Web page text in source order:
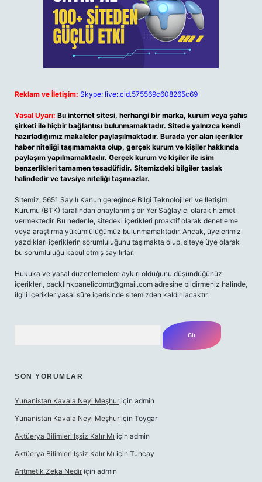
Reklam ve İletişim: Skype: live:.cid.575569c608265c69
Yasal Uyarı: Bu internet sitesi, herhangi bir marka, kurum veya şahıs
şirketi ile hiçbir bağlantısı bulunmamaktadır. Sitede yalnızca kendi
hazırladığımız makaleler paylaşılmaktadır. Burada yer alan içerikler
haber niteliği taşımamakta olup, gerçek kurum ve kişiler hakkında
paylaşım yapılmamaktadır. Gerçek kurum ve kişiler ile isim
benzerlikleri tamamen tesadüfidir. Sitemizdeki bilgiler taslak
halindedir ve tavsiye niteliği taşımazlar.
Sitemiz, 5651 Sayılı Kanun gereğince Bilgi Teknolojileri ve İletişim
Kurumu (BTK) tarafından onaylanmış bir Yer Sağlayıcı olarak hizmet
vermektedir. Bu nedenle, sitedeki içerikleri proaktif olarak denetleme
veya araştırma yükümlülüğümüz bulunmamaktadır. Ancak, üyelerimiz
yazdıkları içeriklerin sorumluluğunu taşımakta olup, siteye üye olarak
bu sorumluluğu kabul etmiş sayılırlar.
Hukuka ve yasal düzenlemelere aykırı olduğunu düşündüğünüz
içerikleri, backlinkpanelicomtr@gmail.com adresine bildirmeniz halinde,
ilgili içerikler yasal süre içerisinde sitemizden kaldırılacaktır.
SON YORUMLAR
Yunanistan Kavala Neyi Meşhur için admin
Yunanistan Kavala Neyi Meşhur için Toygar
Aktüerya Bilimleri Işsiz Kalır Mı için admin
Aktüerya Bilimleri Işsiz Kalır Mı için Tuncay
Aritmetik Zeka Nedir için admin